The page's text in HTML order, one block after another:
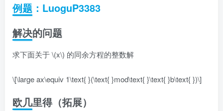
例题：LuoguP3383
解决的问题
求下面关于\(x\) 的同余方程的整数解
\[\large ax\equiv 1\text{ }(\text{ }mod\text{ }\text{ }b\text{ })\]
欧几里得（拓展）